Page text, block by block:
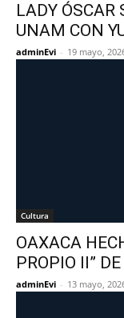
LADY ÓSCAR
UNAM CON
adminEvi - 19 mayo,
Cultura
OAXACA
PROPIO II”
adminEvi - 13 mayo,